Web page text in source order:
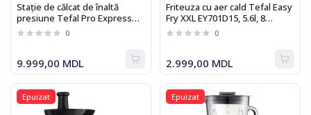
Stație de călcat de înaltă
presiune Tefal Pro Express
Vision GV9820
0
9.999,00 MDL
Friteuza cu aer cald Tefal Easy
Fry XXL EY701D15, 5.6l, 8
functii, negru
0
2.999,00 MDL
Epuizat Epuizat